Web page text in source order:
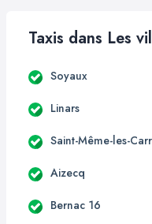
Taxis dans Les
Soyaux
Linars
Saint-Même-les-
Aizecq
Bernac 16